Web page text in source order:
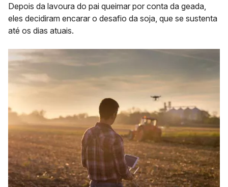
Depois da lavoura do pai queimar por conta da geada,
eles decidiram encarar o desafio da soja, que se sustenta
até os dias atuais.